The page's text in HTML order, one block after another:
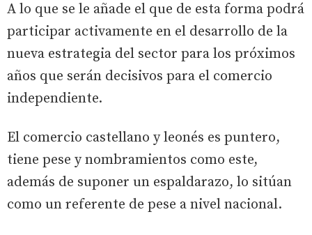
A lo que se le añade el que de esta forma podrá
participar activamente en el desarrollo de la
nueva estrategia del sector para los próximos
años que serán decisivos para el comercio
independiente.
El comercio castellano y leonés es puntero,
tiene pese y nombramientos como este,
además de suponer un espaldarazo, lo sitúan
como un referente de pese a nivel nacional.